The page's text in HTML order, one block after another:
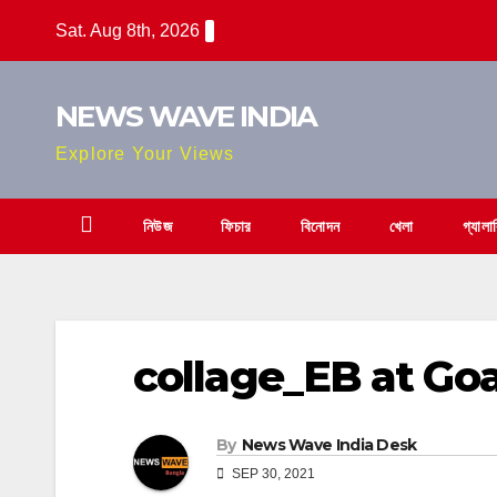
Sat. Aug 8th, 2026
NEWS WAVE INDIA
Explore Your Views
নিউজ ফিচার বিনোদন খেলা
collage_EB at
By News Wave India Desk
SEP 30, 2021